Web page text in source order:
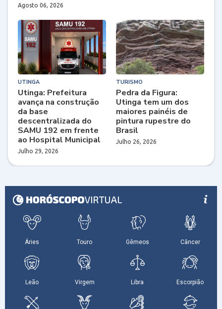
Agosto 06, 2026
UTINGA
Utinga: Prefeitura
avança na construção
da base
descentralizada do
SAMU 192 em frente
ao Hospital Municipal
Julho 29, 2026
TURISMO
Pedra da Figura:
Utinga tem um dos
maiores painéis de
pintura rupestre do
Brasil
Julho 26, 2026